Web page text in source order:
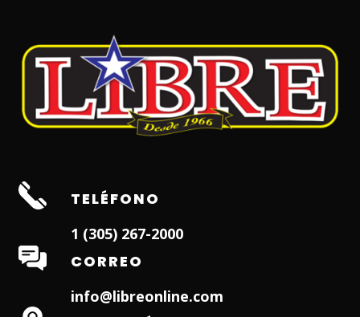
TELÉFONO
1 (305) 267-2000
CORREO
info@libreonline.com